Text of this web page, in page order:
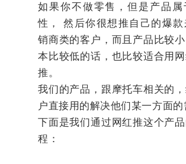
如果你不做零售，但是产品属
性， 然后你很想推自己的爆款
销商类的客户，而且产品比较
本比较低的话，也比较适合用
推。
我们的产品，跟摩托车相关的
户直接用的解决他们某一方面的
下面是我们通过网红推这个产
程：